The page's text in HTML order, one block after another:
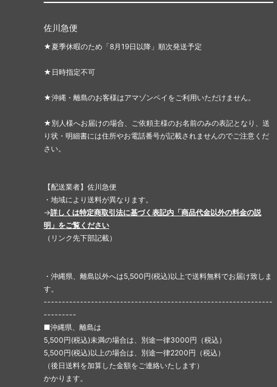
佐川急便
★夏季休暇のため「8月19日以降」順次発送予定
★日時指定不可
★沖縄・離島のお客様はアマゾンペイをご利用いただけません。
★別人様へお届けの場合、ご依頼主様のお名前のみの表記となり、送
り状・明細書には住所やお電話番号が記載されませんのでご注意くだ
さい。
【配送業者】佐川急便
・地域により送料が異なります。
→詳しくは特定商取引法に基づく表記内「商品代金以外の料金の説
明」をご覧ください
（リンク先下部記載）
・沖縄県、離島以外へは5,500円(税込)以上で送料無料でお届け致しま
す。
---------------------------------------------------------------
---------
■沖縄県、離島は
5,500円(税込)未満の場合は、別途一律3000円（税込）
5,500円(税込)以上の場合は、別途一律2200円（税込）
（後日送料を加算した金額をご連絡いたします）
かかります。